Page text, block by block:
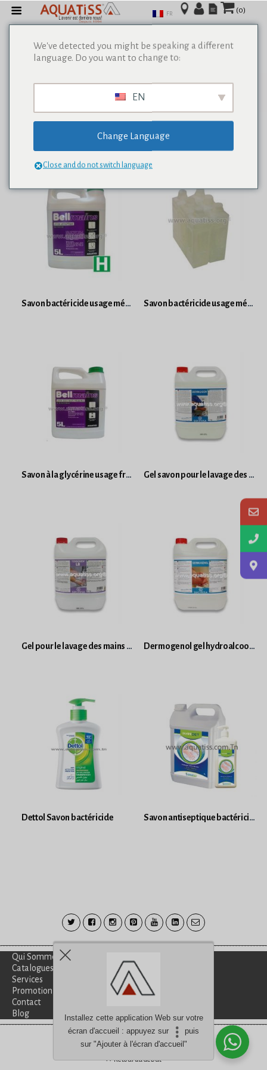
(0)
Savon bactéricide usage médicale bidon 5L Bell main Savon bactéricide usage médicale
Savon à la glycérine usage fréquent bidon 5L Bell main Gel savon pour le lavage des mains bidon 5L. Antiseptique
Gel pour le lavage des mains bidon 5L Nacré. Dermogenol gel hydroalcoolique Sans rinçage bidon 5L
Dettol Savon bactéricide Savon antiseptique bactéricides 1L Nettoyant et désinfectant
FR
We've detected you might be speaking a different
language. Do you want to change to:
EN
Change Language
Close and do not switch language
Besoin d'aide?discutez avec nous
Qui Sommes-Nous?
Catalogues
Services
Promotion
Contact
Blog
Retour au début
Installez cette application Web sur votre
écran d'accueil : appuyez sur
puis
sur "Ajouter à l'écran d'accueil"